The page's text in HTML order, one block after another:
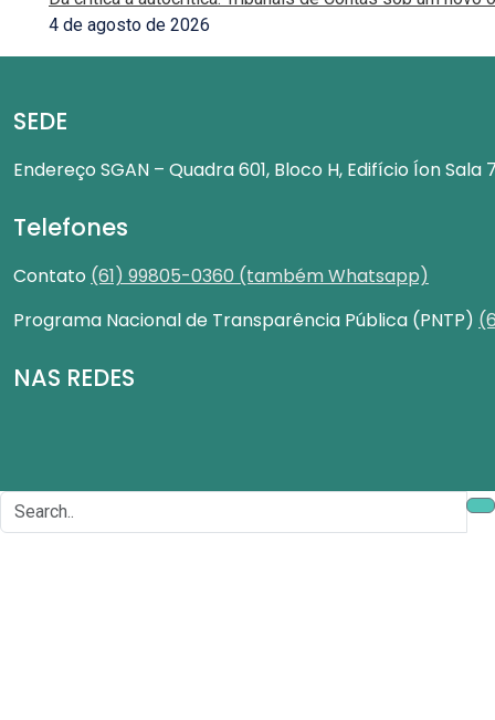
4 de agosto de 2026
SEDE
Endereço SGAN – Quadra 601, Bloco H, Edifício Íon
Telefones
Contato (61) 99805-0360 (também Whatsapp)
Programa Nacional de Transparência Pública (PNTP)
NAS REDES